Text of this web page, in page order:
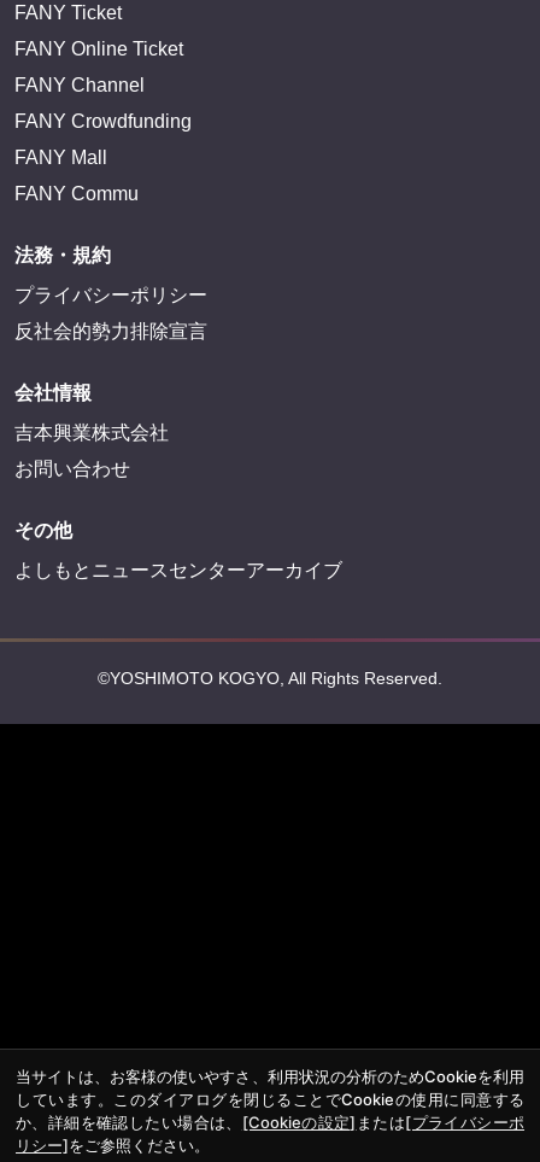
FANY Ticket
FANY Online Ticket
FANY Channel
FANY Crowdfunding
FANY Mall
FANY Commu
法務・規約
プライバシーポリシー
反社会的勢力排除宣言
会社情報
吉本興業株式会社
お問い合わせ
その他
よしもとニュースセンターアーカイブ
©YOSHIMOTO KOGYO, All Rights Reserved.
当サイトは、お客様の使いやすさ、利用状況の分析のためCookieを利用
しています。このダイアログを閉じることでCookieの使用に同意する
か、詳細を確認したい場合は、 [Cookieの設定] または[プライバシーポ
リシー]をご参照ください。